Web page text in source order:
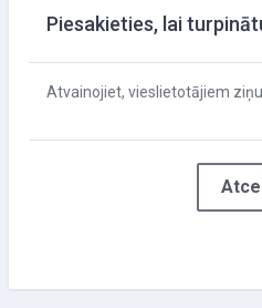
Piesakieties, lai
Atvainojiet, vieslietotājiem